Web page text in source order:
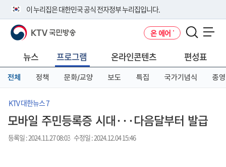
이 누리집은 대한민국 공식 전자정부 누리집입니다.
공식 누리집 주소 확인하기
니다.
이밖에 or.kr 또는 .kr등 다른 도메인 주소를 사용하고 있다면 아래 URL에
서 도메인 주소를 확인해 보세요
KTV 국민방송 온 에어
뉴스 프로그램 온라인콘텐츠 편성표
전체 정책 문화/교양 보도 특집 국가기념식 종영
KTV 대한뉴스 7
모바일 주민등록증 시대···다음달부터 발급
등록일 : 2024.11.27 08:03 수정일 : 2024.12.04 15:46